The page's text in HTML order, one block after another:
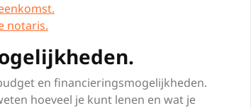
notaris.
en financieringsmogelijkheden.
hoeveel je kunt lenen en wat je